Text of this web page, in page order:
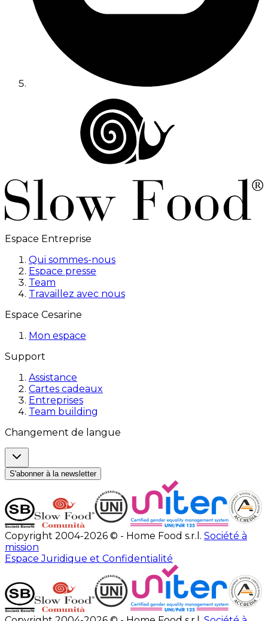
Espace Entreprise
Qui sommes-nous
Espace presse
Team
Travaillez avec nous
Espace Cesarine
Mon espace
Support
Assistance
Cartes cadeaux
Entreprises
Team building
Changement de langue
S'abonner à la newsletter
Copyright 2004-2026 © - Home Food s.r.l. Société à
mission
Espace Juridique et Confidentialité